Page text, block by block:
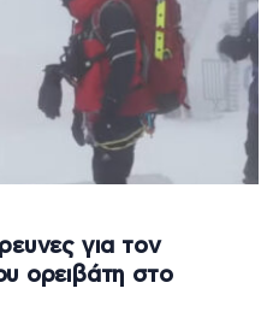
για τον
ορειβάτη στο